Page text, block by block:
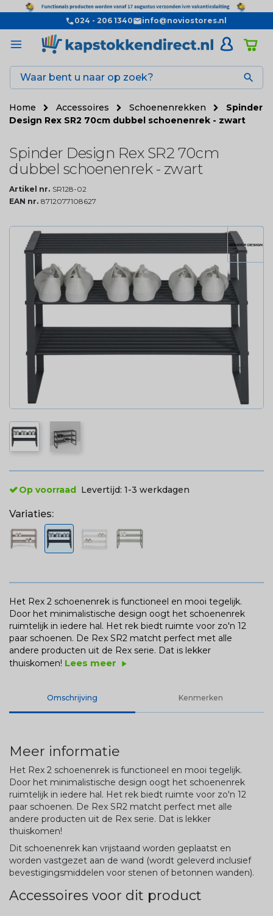
024 - 206 1340 info@noviostores.nl

Home Accessoires Schoenenrekken
Spinder
Design Rex SR2 70cm dubbel schoenenrek - zwart
Spinder Design Rex SR2 70cm
dubbel schoenenrek - zwart
Artikel nr. SR128-02
EAN nr. 8712077108627
Op voorraad Levertijd: 1-3 werkdagen
Variaties:
Het Rex 2 schoenenrek is functioneel en mooi tegelijk.
Door het minimalistische design oogt het schoenenrek
ruimtelijk in iedere hal. Het rek biedt ruimte voor zo'n 12
paar schoenen. De Rex SR2 matcht perfect met alle
andere producten uit de Rex serie. Dat is lekker
thuiskomen! Lees meer play_arrow
Omschrijving Kenmerken
Meer informatie
Het Rex 2 schoenenrek is functioneel en mooi tegelijk.
Door het minimalistische design oogt het schoenenrek
ruimtelijk in iedere hal. Het rek biedt ruimte voor zo'n 12
paar schoenen. De Rex SR2 matcht perfect met alle
andere producten uit de Rex serie. Dat is lekker
thuiskomen!
Dit schoenenrek kan vrijstaand worden geplaatst en
worden vastgezet aan de wand (wordt geleverd inclusief
bevestigingsmiddelen voor stenen of betonnen wanden).
Accessoires voor dit product